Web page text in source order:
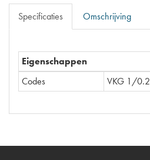
Specificaties Omschrijving
Eigenschappen
Codes
VKG 1/0.2